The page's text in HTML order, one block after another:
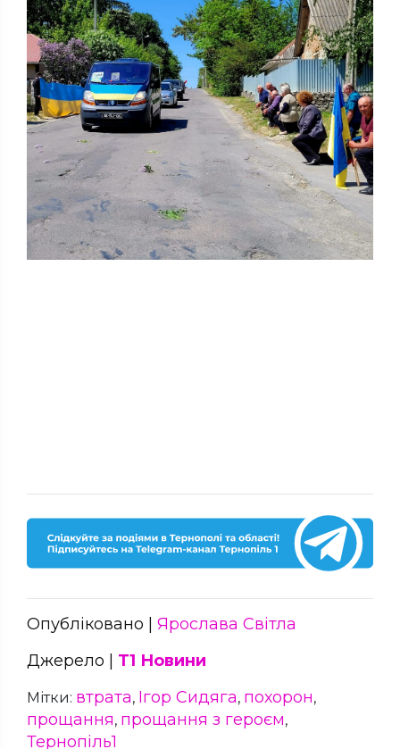
Опубліковано | Ярослава Світла
Джерело | Т1 Новини
Мітки: втрата, Ігор Сидяга, похорон,
прощання, прощання з героєм,
Тернопіль1